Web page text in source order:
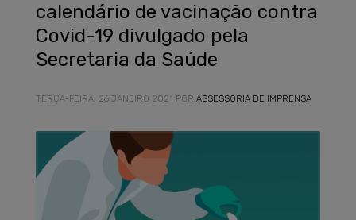
calendário de vacinação contra
Covid-19 divulgado pela
Secretaria da Saúde
TERÇA-FEIRA, 26 JANEIRO 2021 POR ASSESSORIA DE IMPRENSA